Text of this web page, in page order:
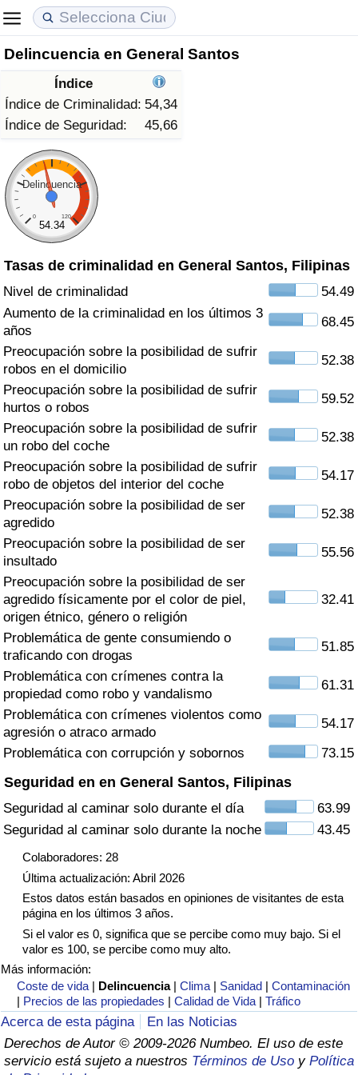
Delincuencia en General Santos
Índice
Índice de Criminalidad: 54,34
Índice de Seguridad:
45,66
Delincuencia
0 120
54.34
Tasas de criminalidad en General Santos, Filipinas
Nivel de criminalidad
54.49
Aumento de la criminalidad en los últimos 3
años
68.45
Preocupación sobre la posibilidad de sufrir
robos en el domicilio
52.38
Preocupación sobre la posibilidad de sufrir
hurtos o robos
59.52
Preocupación sobre la posibilidad de sufrir
un robo del coche
52.38
Preocupación sobre la posibilidad de sufrir
robo de objetos del interior del coche
54.17
Preocupación sobre la posibilidad de ser
agredido
52.38
Preocupación sobre la posibilidad de ser
insultado
55.56
Preocupación sobre la posibilidad de ser
agredido físicamente por el color de piel,
origen étnico, género o religión
32.41
Problemática de gente consumiendo o
traficando con drogas
51.85
Problemática con crímenes contra la
propiedad como robo y vandalismo
61.31
Problemática con crímenes violentos como
agresión o atraco armado
54.17
Problemática con corrupción y sobornos
73.15
Seguridad en en General Santos, Filipinas
Seguridad al caminar solo durante el día
63.99
Seguridad al caminar solo durante la noche
43.45
Colaboradores: 28
Última actualización: Abril 2026
Estos datos están basados en opiniones de visitantes de esta
página en los últimos 3 años.
Si el valor es 0, significa que se percibe como muy bajo. Si el
valor es 100, se percibe como muy alto.
Más información:
Coste de vida | Delincuencia |Clima | Sanidad |Contaminación
| Precios de las propiedades |Calidad de Vida |Tráfico
Acerca de esta página
En las Noticias
Derechos de Autor © 2009-2026 Numbeo. El uso de este
servicio está sujeto a nuestros Términos de Uso y Política
Coste de vida
Índice de Costo de Vida (Actual)
Índice de Costo de Vida
Índice de costo de vida por país
en aqaba
Precios de las propiedades
Índice de Precios de Inmuebles (Actual)
Índice de Precios de Inmuebles
Índice de Precios de Inmuebles por País
Calidad de Vida
Índice de Calidad de Vida
Índice de Calidad de Vida (Actual)
Índice de calidad de vida por país
Delincuencia
Calificación del Índice de Criminalidad
(Actual)
Índice de Criminalidad
Índice de criminalidad por país
Sanidad
Índice de Sanidad (Actual)
Índice de Sanidad
Índice de Sanidad por País
Contaminación
Índice de Contaminación (Actual)
Índice de contaminación
Índice de Contaminación por País
Tráfico
Índice de Tráfico
Índice de Tráfico (Actual)
Índice de Tráfico por País